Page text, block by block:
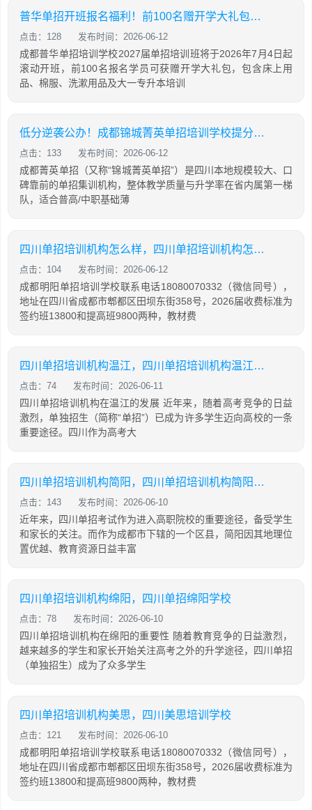
普华单招开班报名福利！前100名赠开学大礼包，含床上用品，棉服，先到先得！
点击：128 发布时间：2026-06-12
成都普华单招培训学校2027届单招培训班将于2026年7月4日起
滚动开班，前100名报名学员可获赠开学大礼包，包含床上用
品、棉服、洗漱用品及大一专升本培训
低分逆袭公办！成都锦城菁英单招培训学校提分攻略
点击：133 发布时间：2026-06-12
成都菁英单招（又称“锦城菁英单招”）是四川本地规模较大、口
碑靠前的单招集训机构，整体教学质量与升学率在省内属第一梯
队，适合普高/中职基础薄
四川单招培训机构怎么样，四川单招培训机构怎么样知乎
点击：104 发布时间：2026-06-12
成都明阳单招培训学校联系电话18080070332（微信同号），
地址在四川省成都市郫都区田坝东街358号，2026届收费标准为
签约班13800和提高班9800两种，教材费
四川单招培训机构温江，四川单招培训机构温江有哪些
点击：74 发布时间：2026-06-11
四川单招培训机构在温江的发展 近年来，随着高考竞争的日益
激烈，单独招生（简称“单招”）已成为许多学生迈向高校的一条
重要途径。四川作为高考大
四川单招培训机构简阳，四川单招培训机构简阳地址
点击：143 发布时间：2026-06-10
近年来，四川单招考试作为进入高职院校的重要途径，备受学生
和家长的关注。而作为成都市下辖的一个区县，简阳因其地理位
置优越、教育资源日益丰富
四川单招培训机构绵阳，四川单招绵阳学校
点击：78 发布时间：2026-06-10
四川单招培训机构在绵阳的重要性 随着教育竞争的日益激烈，
越来越多的学生和家长开始关注高考之外的升学途径，四川单招
（单独招生）成为了众多学生
四川单招培训机构美思，四川美思培训学校
点击：121 发布时间：2026-06-10
成都明阳单招培训学校联系电话18080070332（微信同号），
地址在四川省成都市郫都区田坝东街358号，2026届收费标准为
签约班13800和提高班9800两种，教材费